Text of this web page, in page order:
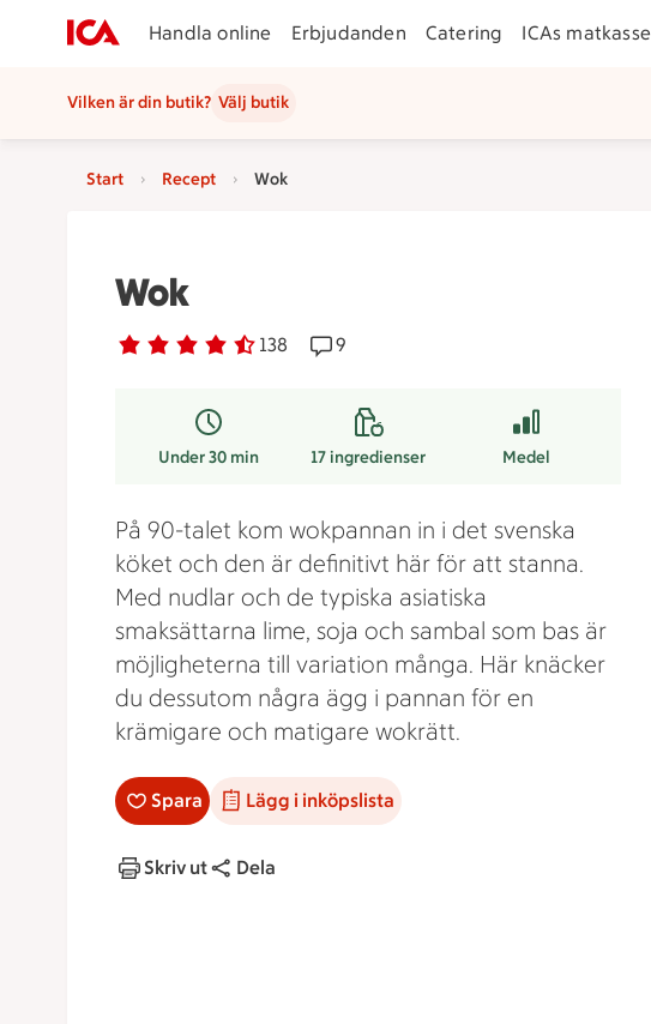
Handla online Erbjudanden Catering ICAs matkasse
Vilken är din butik? Välj butik
Start Recept Wok
Wok
Betyg 4.1 av 5. 138
138 personer har röstatReceptet har 9 kommentarer
9
Under 30 min 17ingredienser Medel
På 90-talet kom wokpannan in i det svenska
köket och den är definitivt här för att stanna.
Med nudlar och de typiska asiatiska
smaksättarna lime, soja och sambal som bas är
möjligheterna till variation många. Här knäcker
du dessutom några ägg i pannan för en
krämigare och matigare wokrätt.
Spara Lägg i inköpslista
Skriv ut Dela